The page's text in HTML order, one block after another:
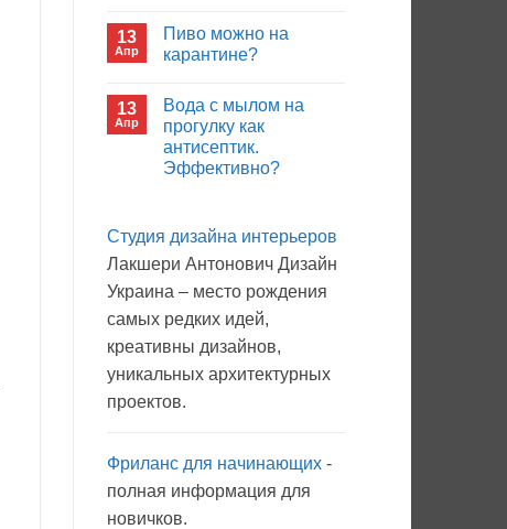
больнице?
записи
Сон
с
13
Апр
Пиво можно на
карантине?
записи
Пиво
можно
на
карантине?
13
Апр
Вода с мылом на
прогулку как
антисептик.
Эффективно?
Вода
мылом
на
прогулку
антисептик.
Студия дизайна интерьеров
Лакшери Антонович Дизайн
Украина – место рождения
самых редких идей,
креативны дизайнов,
уникальных архитектурных
проектов.
Фриланс для начинающих-
полная информация для
новичков.